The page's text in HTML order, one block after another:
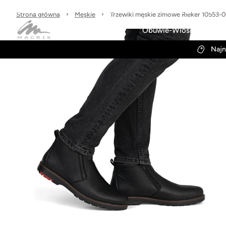
30 dni na zwrot Wysyłka w 24h
Obuwie-Wiosna26
Strona główna Męskie Trzewiki męskie zimowe Rieker 10553-